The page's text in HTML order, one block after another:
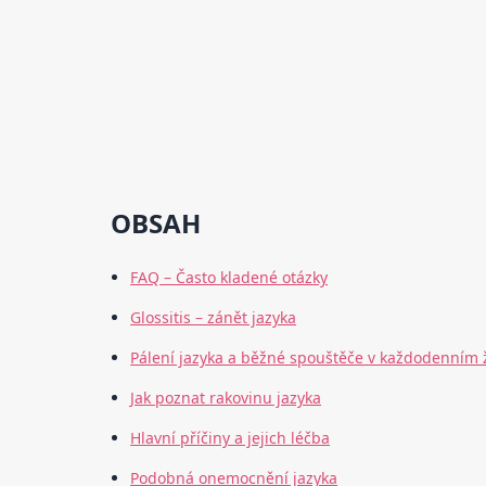
OBSAH
FAQ – Často kladené otázky
Glossitis – zánět jazyka
Pálení jazyka a běžné spouštěče v každodenním
Jak poznat rakovinu jazyka
Hlavní příčiny a jejich léčba
Podobná onemocnění jazyka